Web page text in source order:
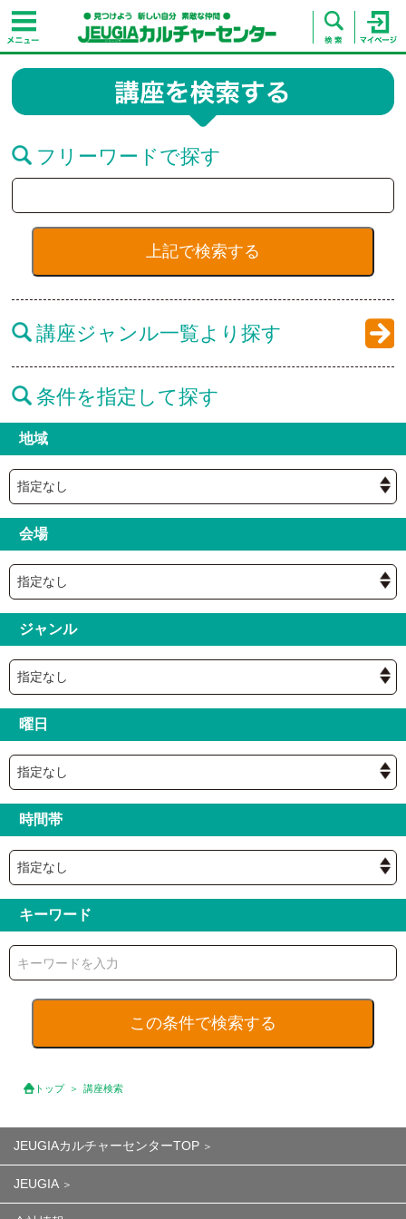
フリーワードで探す
講座ジャンル一覧より探す
条件を指定して探す
地域
会場
ジャンル
曜日
時間帯
キーワード
トップ 講座検索
JEUGIAカルチャーセンターTOP
JEUGIA